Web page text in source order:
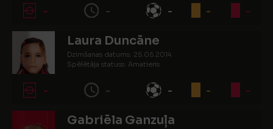
- - - - -
Laura Duncāne
Dzimšanas datums: 25.05.2014.
Spēlētāja statuss: Amatieris
- - - - -
Gabriēla Ganzuļa